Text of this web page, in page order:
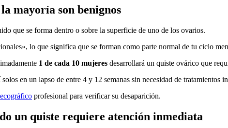
mayoría son benignos
que se forma dentro o sobre la superficie de uno de los ovarios.
lo que significa que se forman como parte normal de tu ciclo
1 de cada 10 mujeres desarrollará un quiste ovárico que
en un lapso de entre 4 y 12 semanas sin necesidad de tratamientos
profesional para verificar su desaparición.
un quiste requiere atención inmediata